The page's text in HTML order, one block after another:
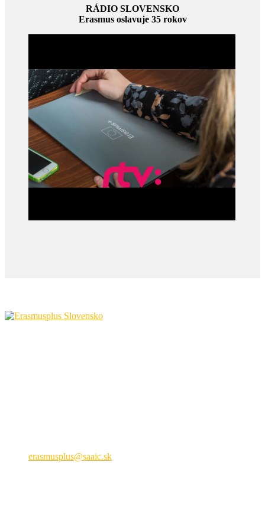
RÁDIO SLOVENSKO
Erasmus oslavuje 35 rokov
erasmusplus@saaic.sk